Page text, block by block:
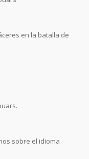
en la batalla de
sobre el idioma